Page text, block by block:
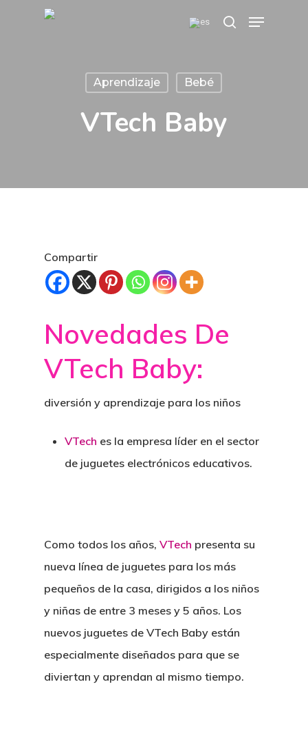
search
Menu
Aprendizaje Bebé
VTech Baby
Compartir
Novedades De
VTech Baby:
diversión y aprendizaje para los niños
VTech es la empresa líder en el sector
de juguetes electrónicos educativos.
Como todos los años, VTech presenta su
nueva línea de juguetes para los más
pequeños de la casa, dirigidos a los niños
y niñas de entre 3 meses y 5 años. Los
nuevos juguetes de VTech Baby están
especialmente diseñados para que se
diviertan y aprendan al mismo tiempo.